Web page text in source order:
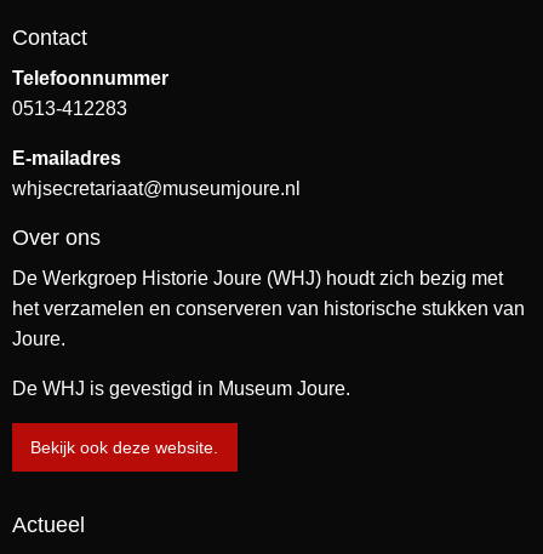
Contact
Telefoonnummer
0513-412283
E-mailadres
whjsecretariaat@museumjoure.nl
Over ons
De Werkgroep Historie Joure (WHJ) houdt zich bezig met
het verzamelen en conserveren van historische stukken van
Joure.
De WHJ is gevestigd in Museum Joure.
Bekijk ook deze website.
Actueel